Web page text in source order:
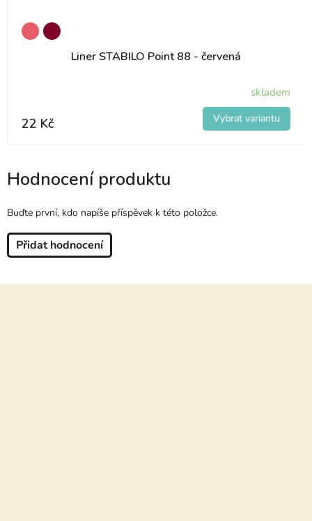
Liner STABILO Point 88 - červená
skladem
22 Kč
Hodnocení produktu
Buďte první, kdo napíše příspěvek k této položce.
Přidat hodnocení